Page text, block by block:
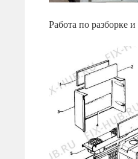
Работа по разборке